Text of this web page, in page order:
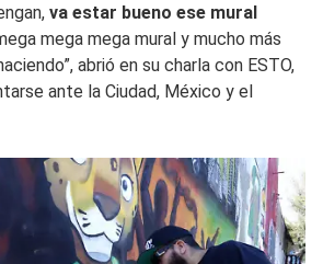
va estar bueno ese mural
mega mega mural y mucho más
abrió en su charla con ESTO,
ante la Ciudad, México y el